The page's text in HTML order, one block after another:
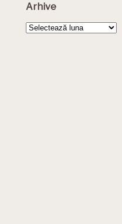
Arhive
Arhive